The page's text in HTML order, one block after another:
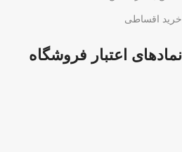
خرید اقساطی
نمادهای اعتبار فروشگاه